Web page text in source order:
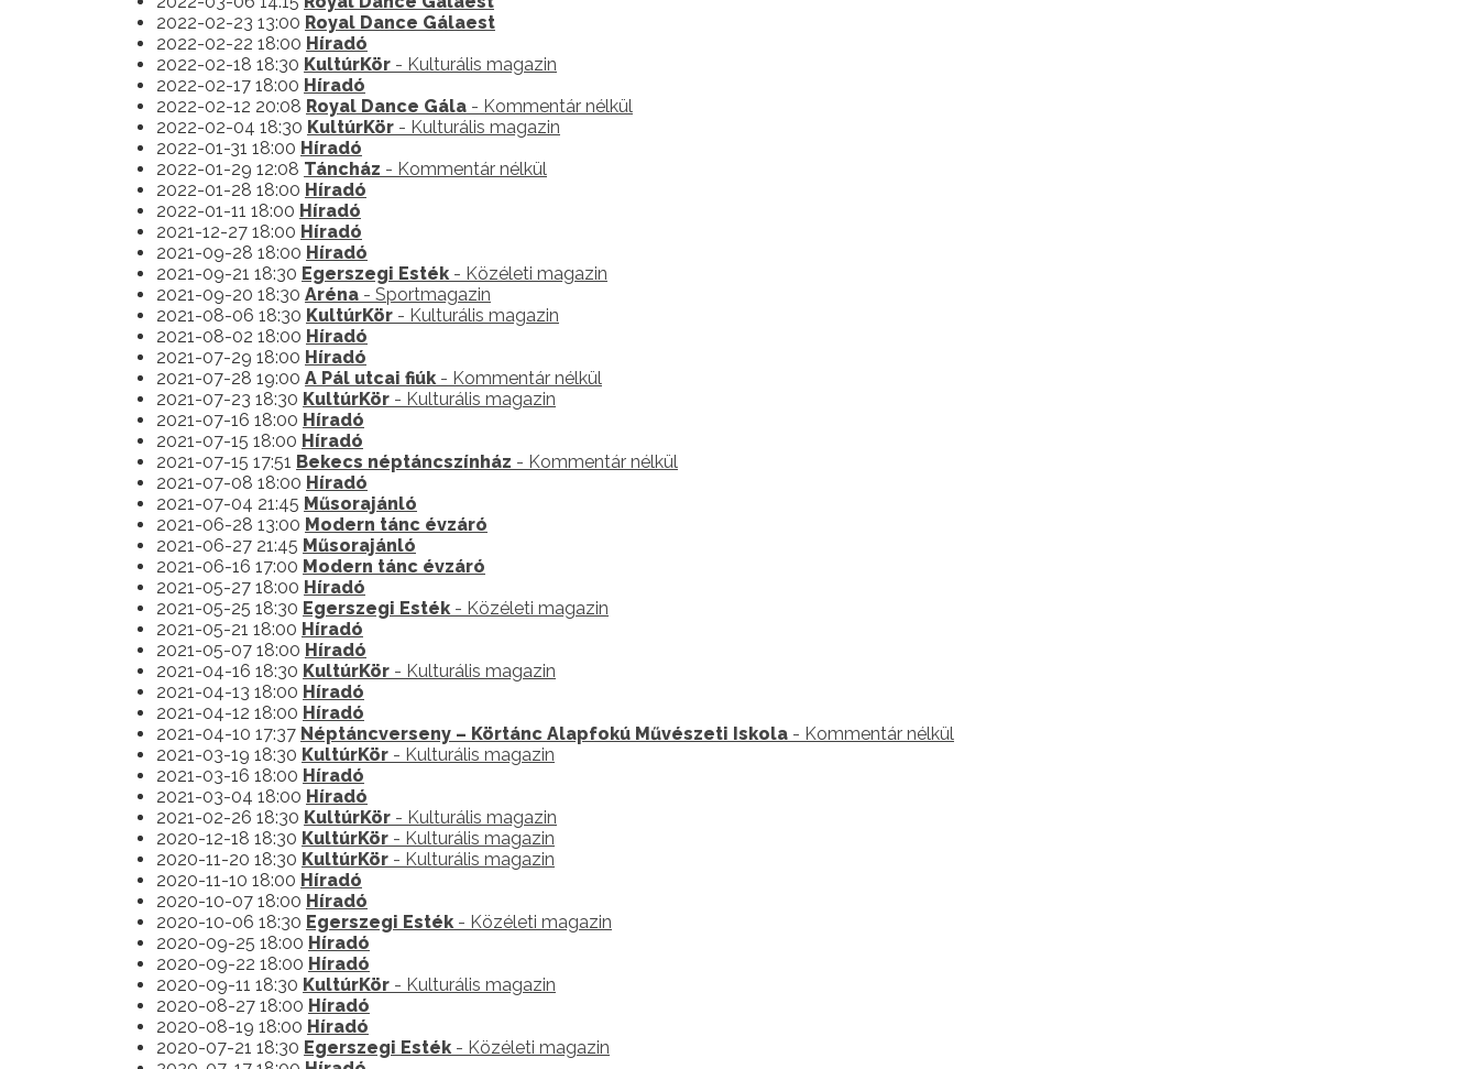
2022-02-23 13:00 Royal Dance Gálaest
2022-02-22 18:00 Híradó
2022-02-18 18:30 KultúrKör - Kulturális magazin
2022-02-17 18:00 Híradó
2022-02-12 20:08 Royal Dance Gála - Kommentár nélkül
2022-02-04 18:30 KultúrKör - Kulturális magazin
2022-01-31 18:00 Híradó
2022-01-29 12:08 Táncház - Kommentár nélkül
2022-01-28 18:00 Híradó
2022-01-11 18:00 Híradó
2021-12-27 18:00 Híradó
2021-09-28 18:00 Híradó
2021-09-21 18:30 Egerszegi Esték - Közéleti magazin
2021-09-20 18:30 Aréna - Sportmagazin
2021-08-06 18:30 KultúrKör - Kulturális magazin
2021-08-02 18:00 Híradó
2021-07-29 18:00 Híradó
2021-07-28 19:00 A Pál utcai fiúk - Kommentár nélkül
2021-07-23 18:30 KultúrKör - Kulturális magazin
2021-07-16 18:00 Híradó
2021-07-15 18:00 Híradó
2021-07-15 17:51 Bekecs néptáncszínház - Kommentár nélkül
2021-07-08 18:00 Híradó
2021-07-04 21:45 Műsorajánló
2021-06-28 13:00 Modern tánc évzáró
2021-06-27 21:45 Műsorajánló
2021-06-16 17:00 Modern tánc évzáró
2021-05-27 18:00 Híradó
2021-05-25 18:30 Egerszegi Esték - Közéleti magazin
2021-05-21 18:00 Híradó
2021-05-07 18:00 Híradó
2021-04-16 18:30 KultúrKör - Kulturális magazin
2021-04-13 18:00 Híradó
2021-04-12 18:00 Híradó
2021-04-10 17:37 Néptáncverseny – Körtánc Alapfokú Művészeti Iskola - Kommentár nélkül
2021-03-19 18:30 KultúrKör - Kulturális magazin
2021-03-16 18:00 Híradó
2021-03-04 18:00 Híradó
2021-02-26 18:30 KultúrKör - Kulturális magazin
2020-12-18 18:30 KultúrKör - Kulturális magazin
2020-11-20 18:30 KultúrKör - Kulturális magazin
2020-11-10 18:00 Híradó
2020-10-07 18:00 Híradó
2020-10-06 18:30 Egerszegi Esték - Közéleti magazin
2020-09-25 18:00 Híradó
2020-09-22 18:00 Híradó
2020-09-11 18:30 KultúrKör - Kulturális magazin
2020-08-27 18:00 Híradó
2020-08-19 18:00 Híradó
2020-07-21 18:30 Egerszegi Esték - Közéleti magazin